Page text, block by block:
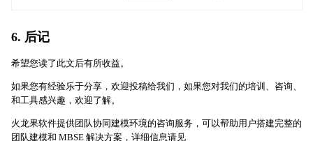
6. 后记
希望您读了此文后有所收益。
如果您有经验乐于分享，欢迎投稿给我们，如果您对我们的培训、咨询、
和工具感兴趣，欢迎了解。
火龙果软件提供团队协同建模环境的咨询服务，可以帮助用户搭建完整的
团队建模和 MBSE 解决方案，详细信息请见